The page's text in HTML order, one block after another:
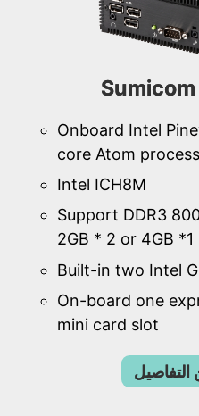
Onboard Intel
core Atom
Intel ICH8M
Support DDR3
2GB * 2 or 4GB *1
Built-in two Intel
On-board one
mini card slot